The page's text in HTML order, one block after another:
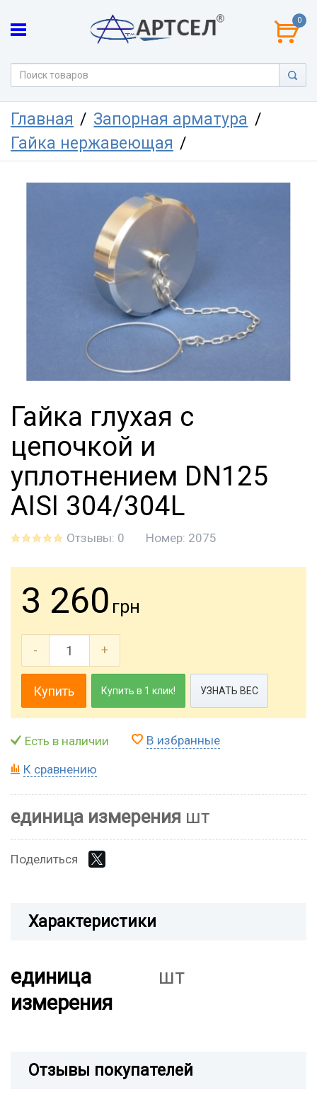
0
Главная
Запорная арматура
Гайка нержавеющая
Гайка глухая с
цепочкой и
уплотнением DN125
AISI 304/304L
Отзывы: 0 Номер: 2075
3 260 грн
- +
Купить Купить в 1 клик! УЗНАТЬ ВЕС
Есть в наличии В избранные
К сравнению
единица измерения шт
Поделиться
Характеристики
единица
измерения
шт
Отзывы покупателей